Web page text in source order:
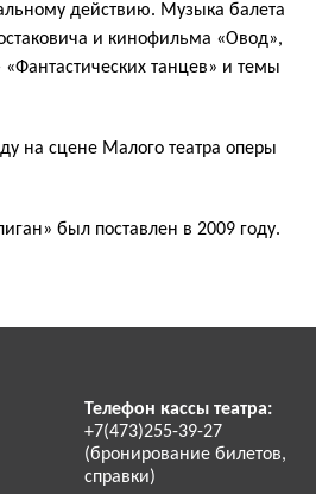
действию. Музыка балета
и кинофильма «Овод»,
танцев» и темы
на сцене Малого театра оперы
был поставлен в 2009 году.
Телефон кассы театра:
+7(473)255-39-27
(бронирование билетов,
справки)